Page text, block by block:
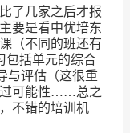
了几家之后才报
要是看中优培东
（不同的班还有
包括单元的综合
与评估（这很重
过可能性……总之
不错的培训机